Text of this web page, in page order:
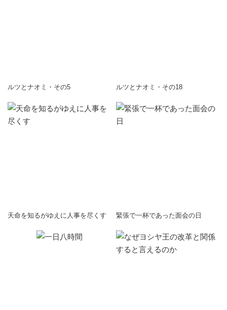
ルツとナオミ・その5 ルツとナオミ・その18
天命を知るがゆえに人事を尽くす 緊張で一杯であった面会の日